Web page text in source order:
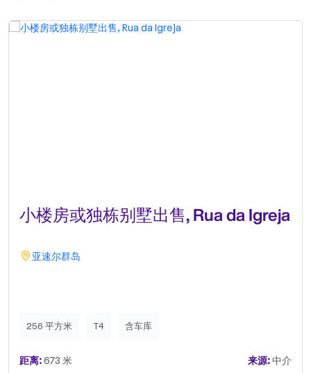
小楼房或独栋别墅出售, Rua da Igreja
亚速尔群岛
256 平方米 T4 含车库
距离:673 米 来源:中介